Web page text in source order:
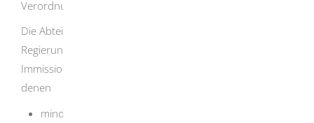
Verordnung oder dem Bergrecht unterliegen):
Die Abteilungen 5, Umwelt der jeweils örtlich zuständigen
Regierungspräsidien sind die zuständigen
Immissionsschutzbehörden für Betriebsgelände, auf
denen
mindestens eine Anlage, die in Spalte d des Anhangs